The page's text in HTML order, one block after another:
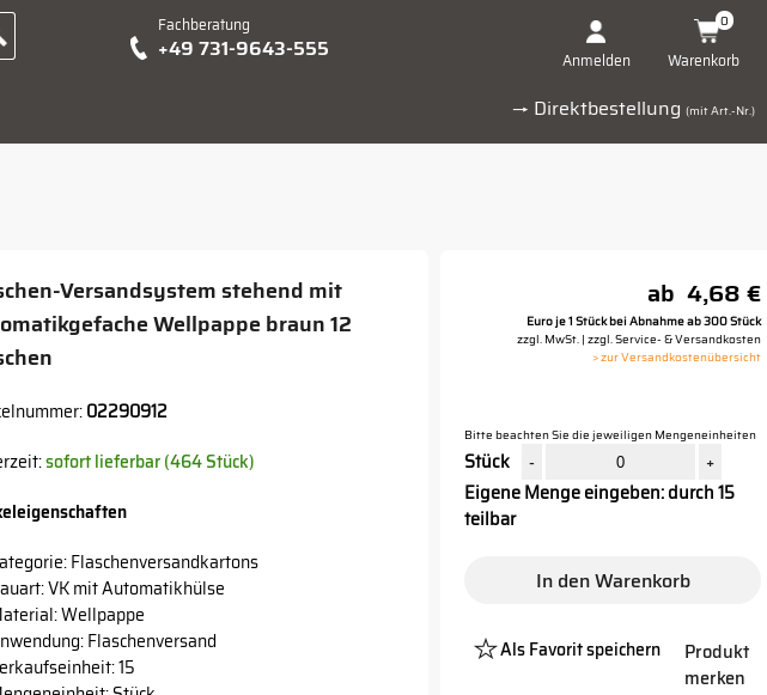
hier eingeben:
Suche Landingpage Fachberatung
+49 731-9643-555 Anmelden Warenkorb
0
→ Direktbestellung (mit Art.-Nr.)
Versandsystem stehend mit
Wellpappe braun 12
02290912
sofort lieferbar (464 Stück)
Flaschenversandkartons
VK mit Automatikhülse
Wellpappe
Flaschenversand
15
ab 4,68 €
Euro je 1 Stück bei Abnahme ab 300 Stück
zzgl. MwSt. | zzgl. Service- & Versandkosten
> zur Versandkostenübersicht
Bitte beachten Sie die jeweiligen Mengeneinheiten
Stück - +
Eigene Menge eingeben: durch 15
teilbar
In den Warenkorb
Als Favorit speichern
Produkt
merken